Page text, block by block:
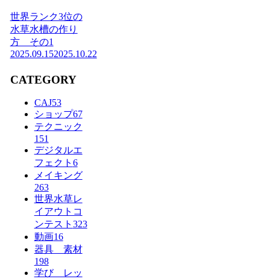
世界ランク3位の
水草水槽の作り
方 その1
2025.09.152025.10.22
CATEGORY
CAJ53
ショップ67
テクニック
151
デジタルエ
フェクト 6
メイキング
263
世界水草レ
イアウトコ
ンテスト 323
動画16
器具 素材
198
学び レッ